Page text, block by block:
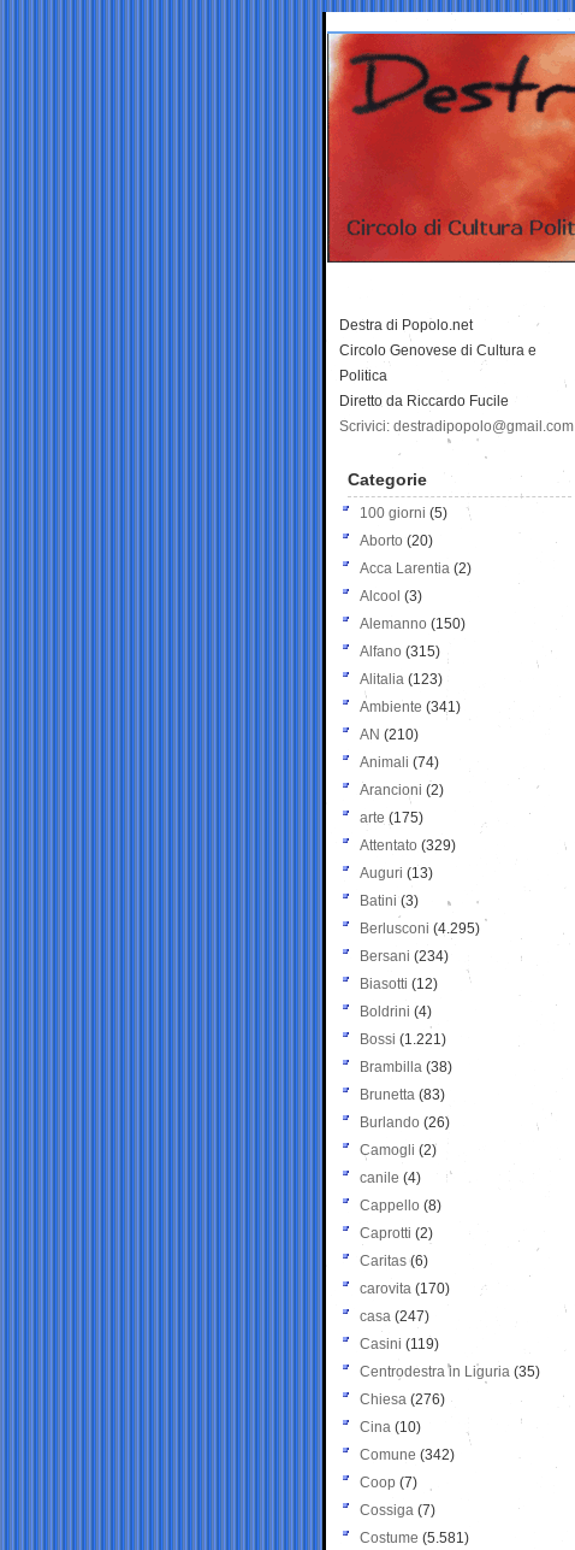
Destra di Popolo.net
Circolo Genovese di Cultura e
Politica
Diretto da Riccardo Fucile
Scrivici: destradipopolo@gmail.com
Categorie
100 giorni (5)
Aborto (20)
Acca Larentia (2)
Alcool (3)
Alemanno (150)
Alfano (315)
Alitalia (123)
Ambiente (341)
AN (210)
Animali (74)
Arancioni (2)
arte (175)
Attentato (329)
Auguri (13)
Batini (3)
Berlusconi (4.295)
Bersani (234)
Biasotti (12)
Boldrini (4)
Bossi (1.221)
Brambilla (38)
Brunetta (83)
Burlando (26)
Camogli (2)
canile (4)
Cappello (8)
Caprotti (2)
Caritas (6)
carovita (170)
casa (247)
Casini (119)
Centrodestra in Liguria (35)
Chiesa (276)
Cina (10)
Comune (342)
Coop (7)
Cossiga (7)
Costume (5.581)